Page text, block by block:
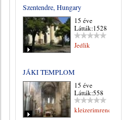
Szentendre, Hungary
15 éve
Látták:1528
Jedlik
JÁKI TEMPLOM
15 éve
Látták:558
kleizerimrene